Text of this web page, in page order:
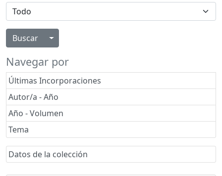
Alternar menú desplegable
Navegar por
Últimas Incorporaciones
Autor/a - Año
Año - Volumen
Tema
Datos de la colección